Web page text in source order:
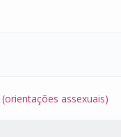
assexuais)